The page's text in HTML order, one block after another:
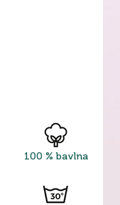
100 % bavlna